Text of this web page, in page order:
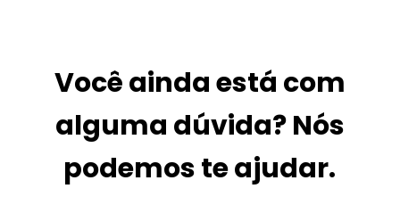
Vocêaindaestá com
alguma dúvida?Nós
podemosteajudar.